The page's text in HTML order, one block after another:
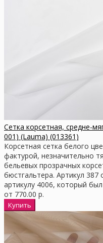
Сетка корсетная, средне-
001) (Lauma) (013361)
Корсетная сетка белого
фактурой, незначительно
бельевых прозрачных
бюстгальтера. Артикул
артикулу 4006, который
от 770.00 р.